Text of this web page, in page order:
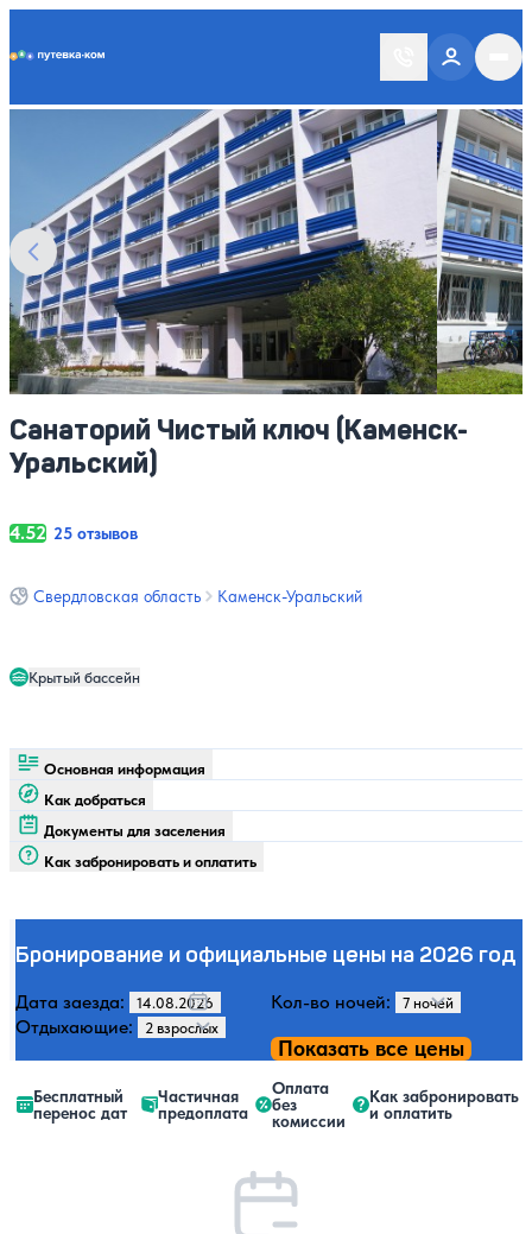
Смотреть все фото12
Санаторий Чистый ключ (Каменск-
Уральский)
Свердловская область Каменск-Уральский
Крытый бассейн
4.52 25 отзывов
Основная информация
Как добраться
Документы для заселения
Как забронировать и оплатить
Бронирование и официальные цены на 2026 год
Дата заезда:
Кол-во ночей:
Отдыхающие:
Показать все цены
Бесплатный
перенос дат
Частичная
предоплата
Оплата
без
комиссии
Как забронировать
и оплатить